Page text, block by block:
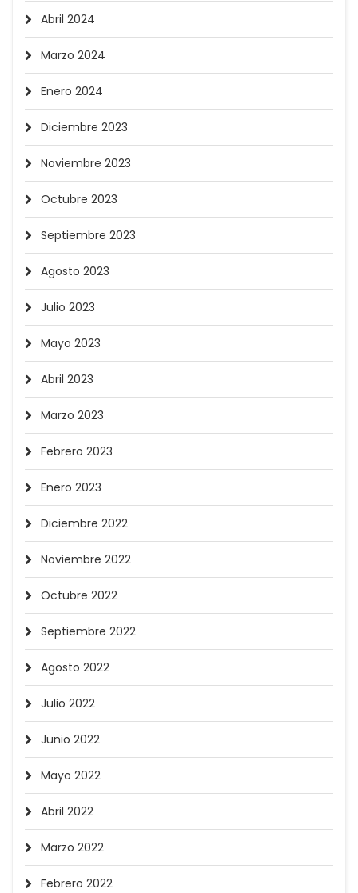
Abril 2024
Marzo 2024
Enero 2024
Diciembre 2023
Noviembre 2023
Octubre 2023
Septiembre 2023
Agosto 2023
Julio 2023
Mayo 2023
Abril 2023
Marzo 2023
Febrero 2023
Enero 2023
Diciembre 2022
Noviembre 2022
Octubre 2022
Septiembre 2022
Agosto 2022
Julio 2022
Junio 2022
Mayo 2022
Abril 2022
Marzo 2022
Febrero 2022